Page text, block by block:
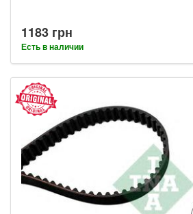
1183 грн
Есть в наличии